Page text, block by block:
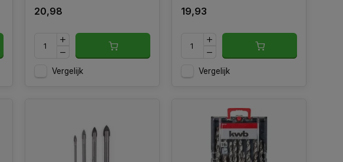
20,98
Vergelijk
19,93
Vergelijk